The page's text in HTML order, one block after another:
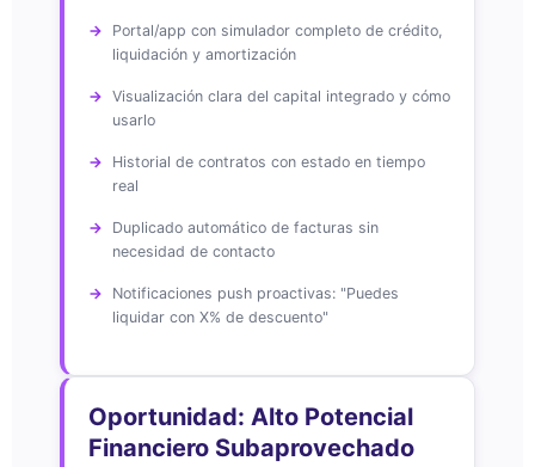
Portal/app con simulador completo de crédito,
liquidación y amortización
Visualización clara del capital integrado y cómo
usarlo
Historial de contratos con estado en tiempo
real
Duplicado automático de facturas sin
necesidad de contacto
Notificaciones push proactivas: "Puedes
liquidar con X% de descuento"
Oportunidad: Alto Potencial
Financiero Subaprovechado